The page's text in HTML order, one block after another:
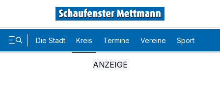
Die Stadt Kreis Termine Vereine Sport